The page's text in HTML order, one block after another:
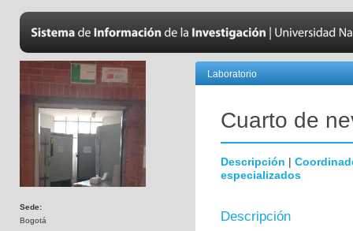
Sede:
Bogotá
Laboratorio
Cuarto de
Descripción |
especializados
Descripción